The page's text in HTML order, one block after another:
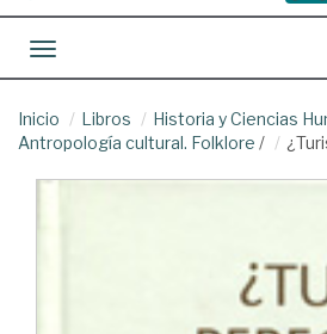
Toggle navigation
Inicio Libros Historia y Ciencias
Antropología cultural. Folklore /